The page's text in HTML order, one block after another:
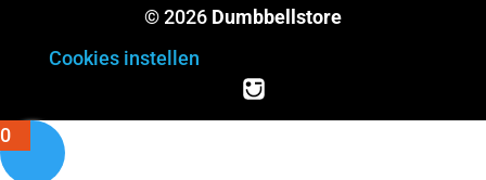
© 2026 Dumbbellstore
Cookies instellen
0